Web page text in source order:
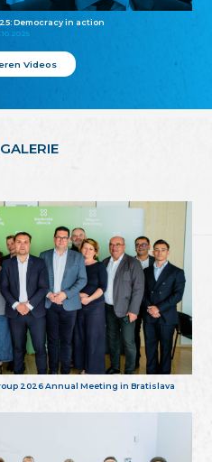
Democracy in action
Videos
GALERIE
2026 Annual Meeting in Bratislava